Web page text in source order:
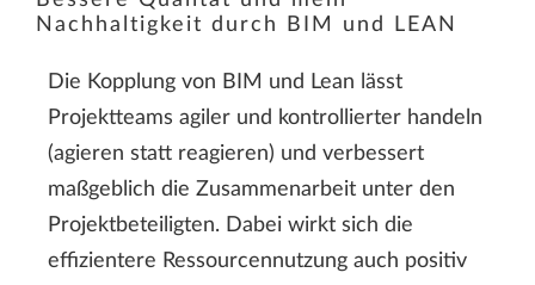
Nachhaltigkeit durch BIM und LEAN
Die Kopplung von BIM und Lean lässt
Projektteams agiler und kontrollierter handeln
(agieren statt reagieren) und verbessert
maßgeblich die Zusammenarbeit unter den
Projektbeteiligten. Dabei wirkt sich die
effizientere Ressourcennutzung auch positiv